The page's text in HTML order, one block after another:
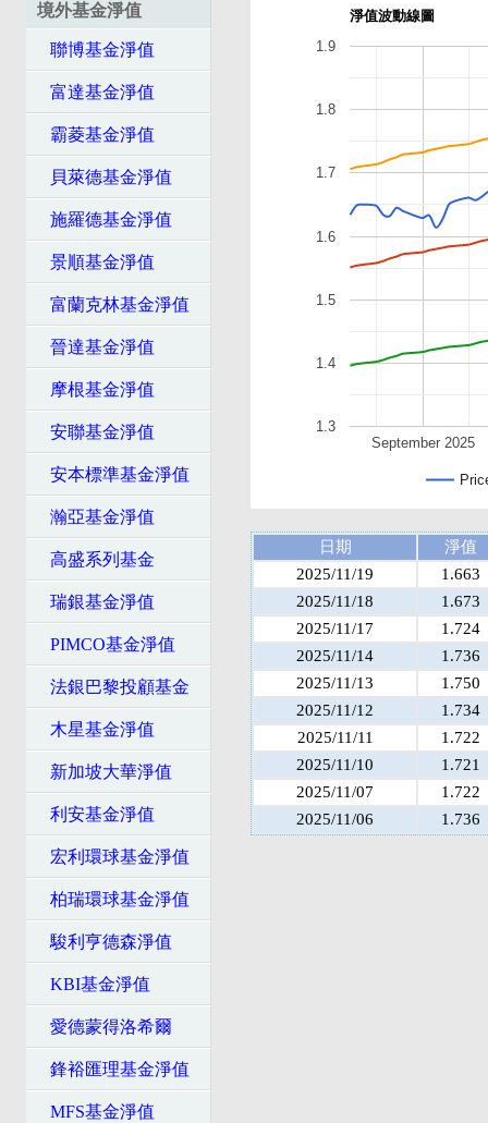
境外基金淨值
聯博基金淨值
富達基金淨值
霸菱基金淨值
貝萊德基金淨值
施羅德基金淨值
景順基金淨值
富蘭克林基金淨值
晉達基金淨值
摩根基金淨值
安聯基金淨值
安本標準基金淨值
瀚亞基金淨值
高盛系列基金
瑞銀基金淨值
PIMCO基金淨值
法銀巴黎投顧基金
木星基金淨值
新加坡大華淨值
利安基金淨值
宏利環球基金淨值
柏瑞環球基金淨值
駿利亨德森淨值
KBI基金淨值
愛德蒙得洛希爾
鋒裕匯理基金淨值
MFS基金淨值
淨值波動線圖
September 2025
1.3
1.4
1.5
1.6
1.7
1.8
1.9
日期
淨值
2025/11/19
1.663
2025/11/18
1.673
2025/11/17
1.724
2025/11/14
1.736
2025/11/13
1.750
2025/11/12
1.734
2025/11/11
1.722
2025/11/10
1.721
2025/11/07
1.722
2025/11/06
1.736